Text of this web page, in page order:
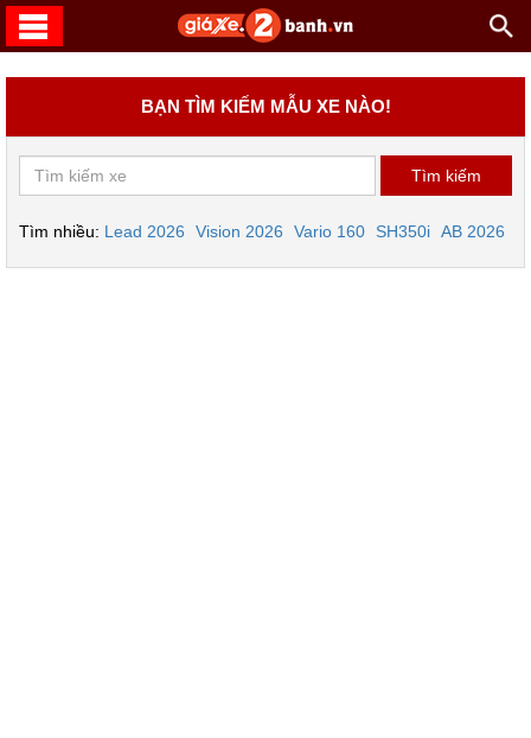
BẠN TÌM KIẾM MẪU XE NÀO!
Tìm nhiều: Lead 2026 Vision 2026 Vario 160 SH350i AB 2026